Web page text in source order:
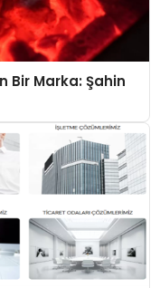
Bir Marka: Şahin